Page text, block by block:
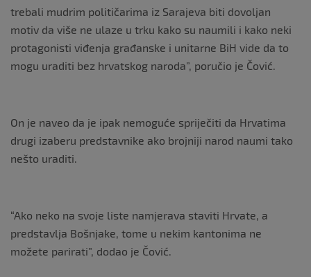
trebali mudrim političarima iz Sarajeva biti dovoljan
motiv da više ne ulaze u trku kako su naumili i kako neki
protagonisti viđenja građanske i unitarne BiH vide da to
mogu uraditi bez hrvatskog naroda”, poručio je Čović.
On je naveo da je ipak nemoguće spriječiti da Hrvatima
drugi izaberu predstavnike ako brojniji narod naumi tako
nešto uraditi.
“Ako neko na svoje liste namjerava staviti Hrvate, a
predstavlja Bošnjake, tome u nekim kantonima ne
možete parirati”, dodao je Čović.